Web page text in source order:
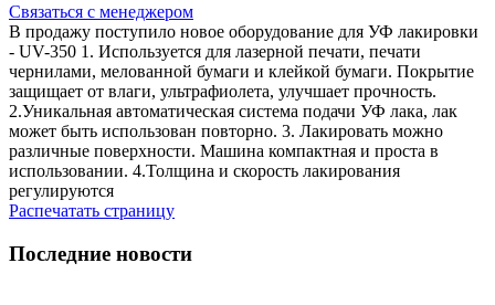
Связаться с менеджером
В продажу поступило новое оборудование для УФ лакировки
- UV-350 1. Используется для лазерной печати, печати
чернилами, мелованной бумаги и клейкой бумаги. Покрытие
защищает от влаги, ультрафиолета, улучшает прочность.
2.Уникальная автоматическая система подачи УФ лака, лак
может быть использован повторно. 3. Лакировать можно
различные поверхности. Машина компактная и проста в
использовании. 4.Толщина и скорость лакирования
регулируются
Распечатать страницу
Последние новости